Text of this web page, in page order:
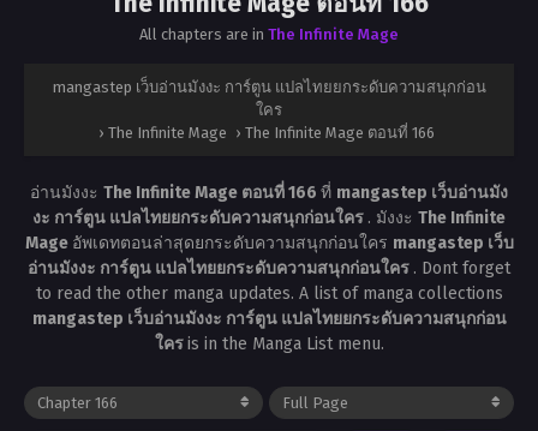
All chapters are in The Infinite Mage
mangastep เว็บอ่านมังงะ การ์ตูน แปลไทยยกระดับความสนุกก่อน
ใคร
› The Infinite Mage › The Infinite Mage ตอนที่ 166
อ่านมังงะ The Infinite Mage ตอนที่ 166 ที่ mangastep เว็บอ่านมัง
งะ การ์ตูน แปลไทยยกระดับความสนุกก่อนใคร . มังงะ The Infinite
Mage อัพเดทตอนล่าสุดยกระดับความสนุกก่อนใคร mangastep เว็บ
อ่านมังงะ การ์ตูน แปลไทยยกระดับความสนุกก่อนใคร . Dont forget
to read the other manga updates. A list of manga collections
mangastep เว็บอ่านมังงะ การ์ตูน แปลไทยยกระดับความสนุกก่อน
ใครis in the Manga List menu.